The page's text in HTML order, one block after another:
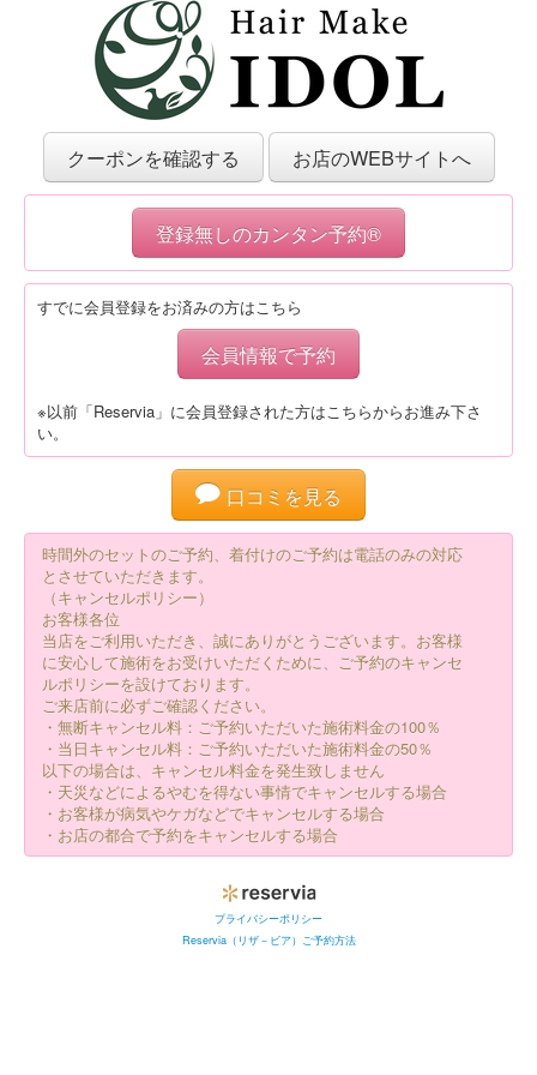
クーポンを確認する お店のWEBサイトへ
登録無しのカンタン予約®
すでに会員登録をお済みの方はこちら
会員情報で予約
※以前「Reservia」に会員登録された方はこちらからお進み下さ
い。
口コミを見る
時間外のセットのご予約、着付けのご予約は電話のみの対応
とさせていただきます。
（キャンセルポリシー）
お客様各位
当店をご利用いただき、誠にありがとうございます。お客様
に安心して施術をお受けいただくために、ご予約のキャンセ
ルポリシーを設けております。
ご来店前に必ずご確認ください。
・無断キャンセル料：ご予約いただいた施術料金の100％
・当日キャンセル料：ご予約いただいた施術料金の50％
以下の場合は、キャンセル料金を発生致しません
・天災などによるやむを得ない事情でキャンセルする場合
・お客様が病気やケガなどでキャンセルする場合
・お店の都合で予約をキャンセルする場合
プライバシーポリシー
Reservia（リザ－ビア）ご予約方法